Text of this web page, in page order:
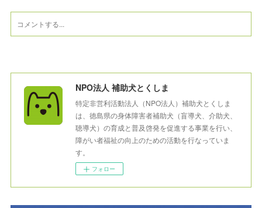
NPO法人 補助犬とくしま
特定非営利活動法人（NPO法人）補助犬とくしま
は、徳島県の身体障害者補助犬（盲導犬、介助犬、
聴導犬）の育成と普及啓発を促進する事業を行い、
障がい者福祉の向上のための活動を行なっていま
す。
フォロー